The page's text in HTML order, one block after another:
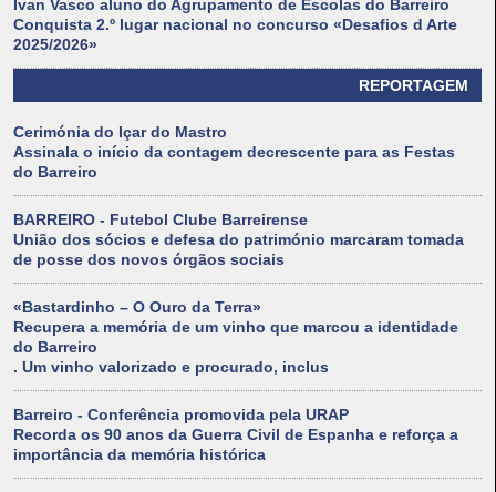
Ivan Vasco aluno do Agrupamento de Escolas do Barreiro
Conquista 2.º lugar nacional no concurso «Desafios d Arte
2025/2026»
REPORTAGEM
Cerimónia do Içar do Mastro
Assinala o início da contagem decrescente para as Festas
do Barreiro
BARREIRO - Futebol Clube Barreirense
União dos sócios e defesa do património marcaram tomada
de posse dos novos órgãos sociais
«Bastardinho – O Ouro da Terra»
Recupera a memória de um vinho que marcou a identidade
do Barreiro
. Um vinho valorizado e procurado, inclus
Barreiro - Conferência promovida pela URAP
Recorda os 90 anos da Guerra Civil de Espanha e reforça a
importância da memória histórica